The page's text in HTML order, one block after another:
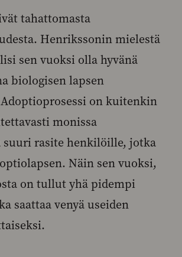
tahattomasta
Henrikssonin mielestä
sen vuoksi olla hyvänä
biologisen lapsen
on kuitenkin
monissa
suuri rasite henkilöille, jotka
Näin sen vuoksi,
on tullut yhä pidempi
saattaa venyä useiden